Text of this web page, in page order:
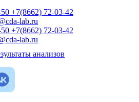
+7(8662) 72-03-42
lab.ru
+7(8662) 72-03-42
lab.ru
анализов